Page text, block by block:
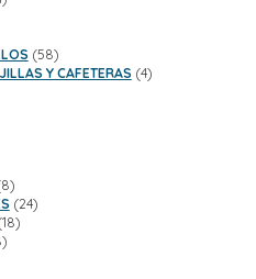
5858
productos
Y CAFETERAS 44
88
productos
2424
1818
8